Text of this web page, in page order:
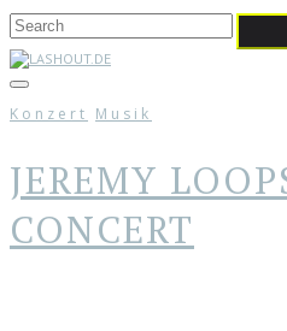
Konzert Musik
JEREMY
CONCERT